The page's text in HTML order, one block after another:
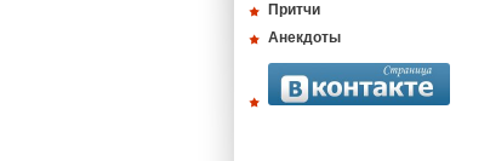
Притчи
Анекдоты